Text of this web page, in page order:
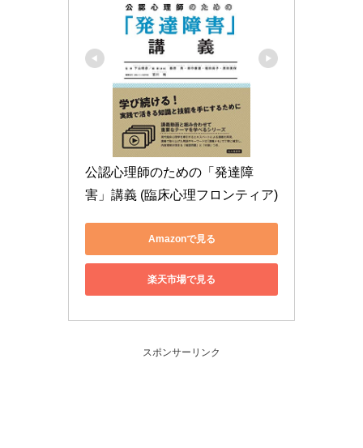
公認心理師のための「発達障
害」講義 (臨床心理フロンティア)
Amazonで見る
楽天市場で見る
スポンサーリンク